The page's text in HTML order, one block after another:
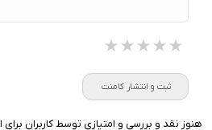
★★★★★
★★★★★
★★★★★
ثبت و انتشار کامنت
هنوز نقد و بررسی و امتیازی توسط کاربران